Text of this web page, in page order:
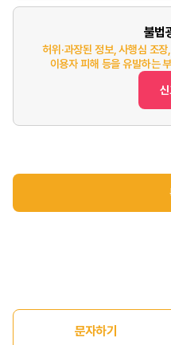
불법
허위·과장된 정보, 사행심 조
이용자 피해 등을 유발하는
신
문자하기